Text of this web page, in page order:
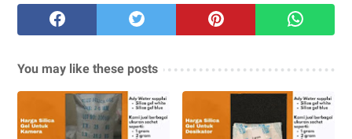
You may like these posts